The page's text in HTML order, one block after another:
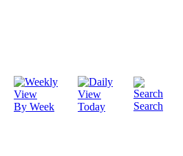
By Week Today Search